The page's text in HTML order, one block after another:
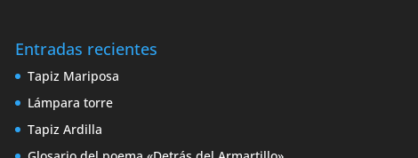
Entradas recientes
Tapiz Mariposa
Lámpara torre
Tapiz Ardilla